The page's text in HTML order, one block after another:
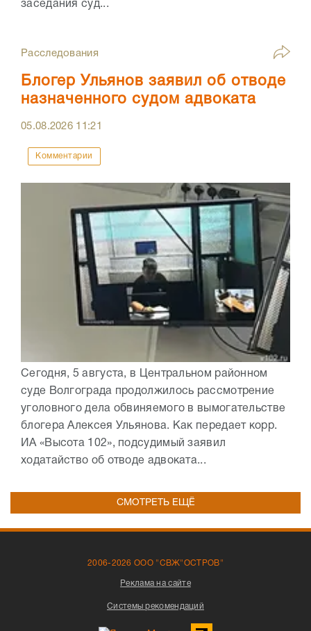
заседания суд...
Расследования
Блогер Ульянов заявил об отводе
назначенного судом адвоката
05.08.2026 11:21
Комментарии
Сегодня, 5 августа, в Центральном районном
суде Волгограда продолжилось рассмотрение
уголовного дела обвиняемого в вымогательстве
блогера Алексея Ульянова. Как передает корр.
ИА «Высота 102», подсудимый заявил
ходатайство об отводе адвоката...
СМОТРЕТЬ ЕЩЁ
2006-2026 ООО "СВЖ"ОСТРОВ"
Реклама на сайте
Системы рекомендаций